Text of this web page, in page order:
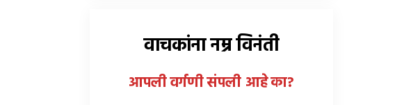
वाचकांना नम्र विनंती
आपली वर्गणी संपली आहेका?